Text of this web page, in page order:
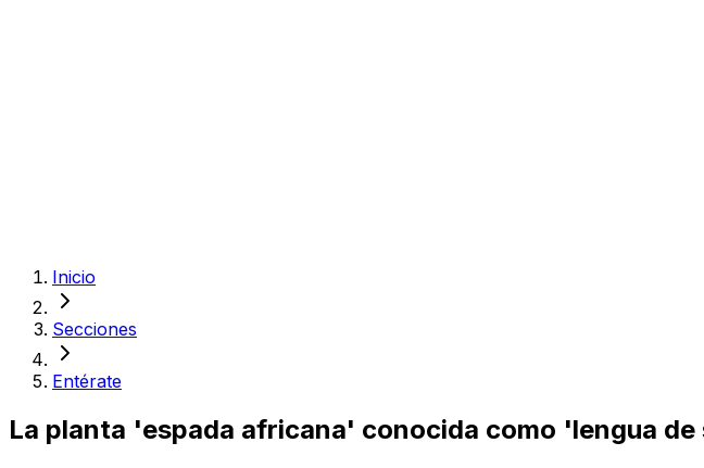
Inicio
Secciones
Entérate
La planta 'espada africana' conocida como 'lengua